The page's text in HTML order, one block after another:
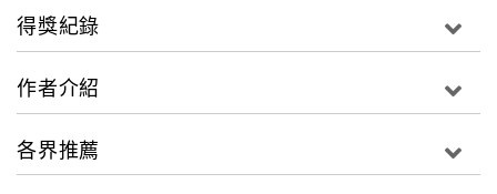
穿越時空的少年，能否憑一己之力，扭轉歷史無情的巨
輪？
重考生尾崎孝史住進東京一家老舊旅館。當天深夜，旅
髮之際，一名提行李箱的男子拉著他跳向窗外……
得獎紀錄
作者介紹
各界推薦